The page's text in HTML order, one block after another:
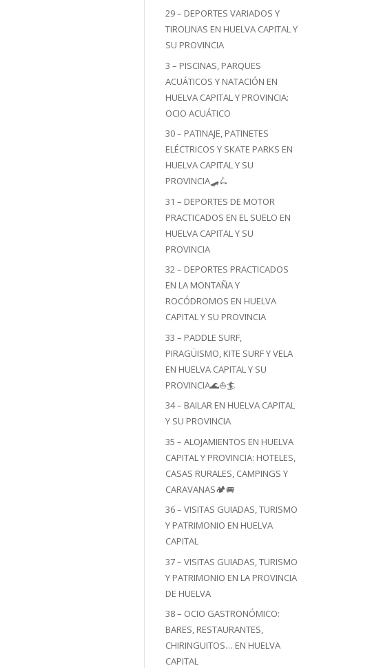
29 – DEPORTES VARIADOS Y
TIROLINAS EN HUELVA CAPITAL Y
SU PROVINCIA
3 – PISCINAS, PARQUES
ACUÁTICOS Y NATACIÓN EN
HUELVA CAPITAL Y PROVINCIA:
OCIO ACUÁTICO
30 – PATINAJE, PATINETES
ELÉCTRICOS Y SKATE PARKS EN
HUELVA CAPITAL Y SU
PROVINCIA🛹🛴
31 – DEPORTES DE MOTOR
PRACTICADOS EN EL SUELO EN
HUELVA CAPITAL Y SU
PROVINCIA
32 – DEPORTES PRACTICADOS
EN LA MONTAÑA Y
ROCÓDROMOS EN HUELVA
CAPITAL Y SU PROVINCIA
33 – PADDLE SURF,
PIRAGÜISMO, KITE SURF Y VELA
EN HUELVA CAPITAL Y SU
PROVINCIA🌊⛵🏄
34 – BAILAR EN HUELVA CAPITAL
Y SU PROVINCIA
35 – ALOJAMIENTOS EN HUELVA
CAPITAL Y PROVINCIA: HOTELES,
CASAS RURALES, CAMPINGS Y
CARAVANAS🏕️🚐
36 – VISITAS GUIADAS, TURISMO
Y PATRIMONIO EN HUELVA
CAPITAL
37 – VISITAS GUIADAS, TURISMO
Y PATRIMONIO EN LA PROVINCIA
DE HUELVA
38 – OCIO GASTRONÓMICO:
BARES, RESTAURANTES,
CHIRINGUITOS… EN HUELVA
CAPITAL